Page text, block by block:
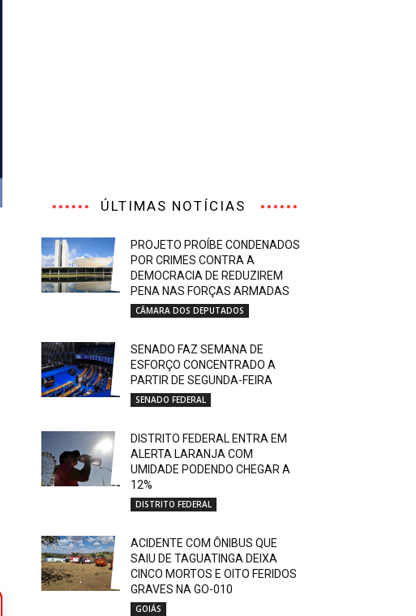
ÚLTIMAS NOTÍCIAS
PROJETO PROÍBE CONDENADOS
POR CRIMES CONTRA A
DEMOCRACIA DE REDUZIREM
PENA NAS FORÇAS ARMADAS
CÂMARA DOS DEPUTADOS
SENADO FAZ SEMANA DE
ESFORÇO CONCENTRADO A
PARTIR DE SEGUNDA-FEIRA
SENADO FEDERAL
DISTRITO FEDERAL ENTRA EM
ALERTA LARANJA COM
UMIDADE PODENDO CHEGAR A
12%
DISTRITO FEDERAL
ACIDENTE COM ÔNIBUS QUE
SAIU DE TAGUATINGA DEIXA
CINCO MORTOS E OITO FERIDOS
GRAVES NA GO-010
GOIÁS